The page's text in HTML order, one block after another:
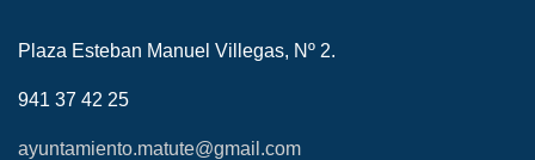
Plaza Esteban Manuel Villegas, Nº 2.
941 37 42 25
ayuntamiento.matute@gmail.com